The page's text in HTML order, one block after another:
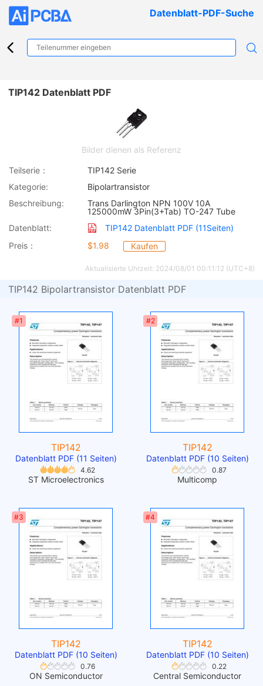
Datenblatt-PDF-Suche
TIP142 Datenblatt PDF
Bilder dienen als Referenz
Teilserie：
TIP142 Serie
Kategorie:
Bipolartransistor
Beschreibung:
Trans Darlington NPN 100V 10A
125000mW 3Pin(3+Tab) TO-247 Tube
Datenblatt:
TIP142 Datenblatt PDF (11Seiten)
Preis：
$1.98 Kaufen
Aktualisierte Uhrzeit: 2024/08/01 00:11:12 (UTC+8)
TIP142 Bipolartransistor Datenblatt PDF
#1
TIP142
Datenblatt PDF (11 Seiten)
4.62
ST Microelectronics
#2
TIP142
Datenblatt PDF (10 Seiten)
0.87
Multicomp
#3
TIP142
Datenblatt PDF (10 Seiten)
0.76
ON Semiconductor
#4
TIP142
Datenblatt PDF (10 Seiten)
0.22
Central Semiconductor